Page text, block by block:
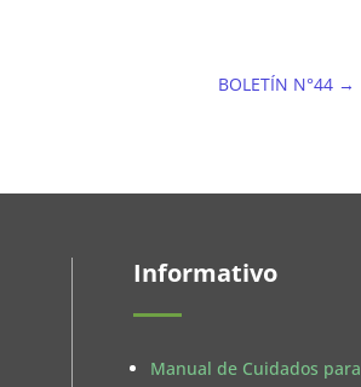
BOLETÍN N°44→
Informativo
Manual de Cuidados para